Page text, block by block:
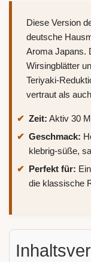
Diese Version
deutsche
Aroma Japans.
Wirsingblätter
Teriyaki-
vertraut als
Zeit: Aktiv 30
Geschmack:
klebrig-süße,
Perfekt für:
die klassische